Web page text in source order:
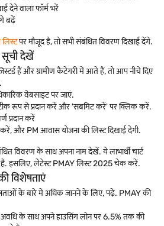
देने वाला फॉर्म भरें
बढ़ें
लिस्टपर मौजूद है, तो सभी संबंधित विवरण दिखाई देंगे.
सूची देखें
हैं और ग्रामीण कैटेगरी में आते हैं, तो आप नीचे दिए
वेबसाइट पर जाएं.
रूप से प्रदान करें और 'सबमिट करें' पर क्लिक करें.
प्रदान करें
और PM आवास योजना की लिस्ट दिखाई देगी.
विवरण के साथ अपना नाम देखें. ये लाभार्थी चार्ट
इसलिए, लेटेस्ट PMAY लिस्ट 2025 चेक करें.
विशेषताएं
के बारे में अधिक जानने के लिए, पढ़ें. PMAY की
अवधि के साथ अपने हाउसिंग लोन पर 6.5% तक की